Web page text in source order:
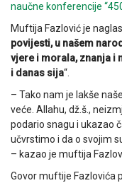
naučne konferencije
Muftija Fazlović je
povijesti, u našem
vjere i morala, znanja i
i danas sija“.
– Tako nam je lakše
veće. Allahu, dž.š.,
podario snagu i ukazao
učvrstimo i da o svojim
– kazao je muftija
Govor muftije Fazlovića